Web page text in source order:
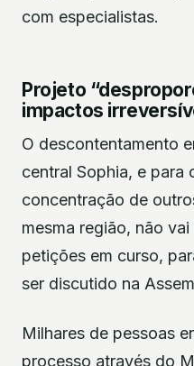
com especialistas.
Projeto
impactos
O descontentamento
central Sophia, e para
concentração de
mesma região, não
petições em curso,
ser discutido na
Milhares de pessoas
processo através do